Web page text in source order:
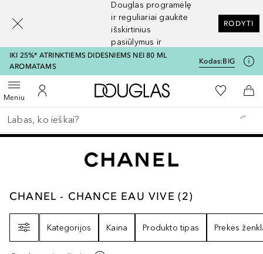
Douglas programėlę
ir reguliariai gaukite
išskirtinius
pasiūlymus ir
nuolaidas
RODYTI
IKI 25%* ATRINKTIEMS DIDESNIEMS NEI 80 ML
AROMATAMS
Kodas:BIG
MeniuAtidaryti meniuĮ mano paskyrą
Į Douglas pagrindinį
Į mano
Į
Grįžk atgal
Vykdykite paiešką
CHANEL - CHANCE EAU VIVE2
CHANEL - CHANCE EAU VIVE (2)
Kategorijos
Kaina Produkto tipas Prekės
[navigation.slideout.screenreader]